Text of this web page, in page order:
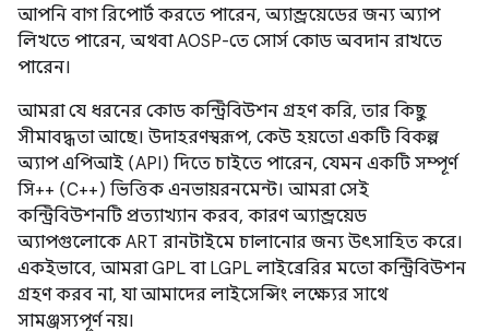
আপনি বাগ রিপোর্ট করতে পারেন, অ্যান্ড্রয়েডের জন্য অ্যাপ
লিখতে পারেন, অথবা AOSP-তে সোর্স কোড অবদান রাখতে
পারেন।
আমরা যে ধরনের কোড কন্ট্রিবিউশন গ্রহণ করি, তার কিছু
সীমাবদ্ধতা আছে। উদাহরণস্বরূপ, কেউ হয়তো একটি বিকল্প
অ্যাপ এপিআই (API) দিতে চাইতে পারেন, যেমন একটি সম্পূর্ণ
সি++ (C++) ভিত্তিক এনভায়রনমেন্ট। আমরা সেই
কন্ট্রিবিউশনটি প্রত্যাখ্যান করব, কারণ অ্যান্ড্রয়েড
অ্যাপগুলোকে ART রানটাইমে চালানোর জন্য উৎসাহিত করে।
একইভাবে, আমরা GPL বা LGPL লাইব্রেরির মতো কন্ট্রিবিউশন
গ্রহণ করব না, যা আমাদের লাইসেন্সিং লক্ষ্যের সাথে
সামঞ্জস্যপূর্ণ নয়।